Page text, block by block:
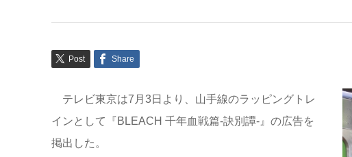
Post Share
テレビ東京は7月3日より、山手線のラッピングトレ
インとして『BLEACH 千年血戦篇-訣別譚-』の広告を
掲出した。